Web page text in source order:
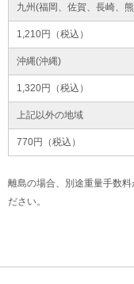
九州(福岡、佐賀、長崎、
1,210円（税込）
沖縄(沖縄)
1,320円（税込）
上記以外の地域
770円（税込）
離島の場合、別途重量手数
ださい。